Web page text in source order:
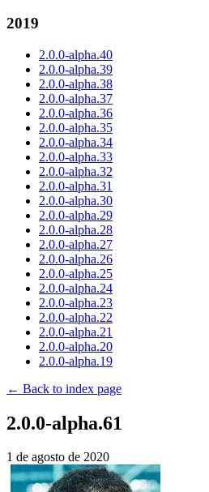
2019
2.0.0-alpha.40
2.0.0-alpha.39
2.0.0-alpha.38
2.0.0-alpha.37
2.0.0-alpha.36
2.0.0-alpha.35
2.0.0-alpha.34
2.0.0-alpha.33
2.0.0-alpha.32
2.0.0-alpha.31
2.0.0-alpha.30
2.0.0-alpha.29
2.0.0-alpha.28
2.0.0-alpha.27
2.0.0-alpha.26
2.0.0-alpha.25
2.0.0-alpha.24
2.0.0-alpha.23
2.0.0-alpha.22
2.0.0-alpha.21
2.0.0-alpha.20
2.0.0-alpha.19
← Back to index page
2.0.0-alpha.61
1 de agosto de 2020